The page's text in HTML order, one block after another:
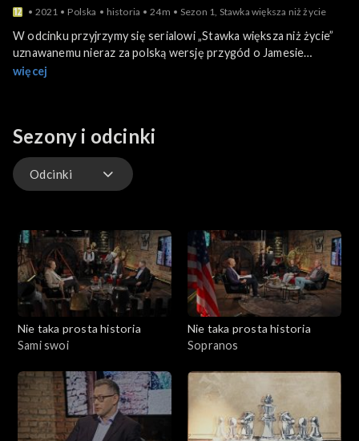
2021 Polska historia 24m Sezon 1, Stawka większa niż życie
W odcinku przyjrzymy się serialowi „Stawka większa niż życie”
uznawanemu nieraz za polską wersję przygód o Jamesie
Bondzie. Co z fabuły tej produkcji stanowi komunistyczną
cieszy się popularnością tak wielu widzów?
więcej
Sezony i odcinki
Odcinki
Nie taka prosta historia
Sami swoi
Nie taka prosta historia
Sopranos